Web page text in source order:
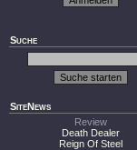
Suche
SiteNews
Review
Death Dealer
Reign Of Steel